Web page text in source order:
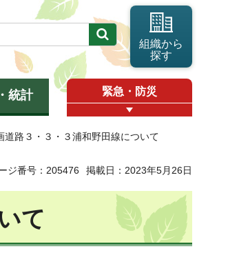
組織から
探す
統計 緊急・防災
道路３・３・３浦和野田線について
ジ番号：205476 掲載日：2023年5月26日
て